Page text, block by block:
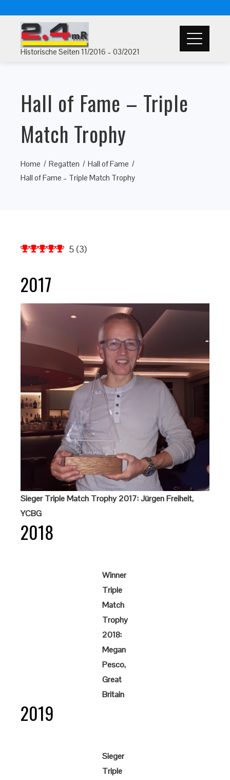
Historische Seiten 11/2016 – 03/2021
Hall of Fame – Triple
Match Trophy
Home Regatten
Hall of Fame
Hall of Fame – Triple Match Trophy
5 (3)
2017
Sieger Triple Match Trophy 2017: Jürgen Freiheit,
YCBG
2018
Winner
Triple
Match
Trophy
2018:
Megan
Pesco,
Great
Britain
2019
Sieger
Triple